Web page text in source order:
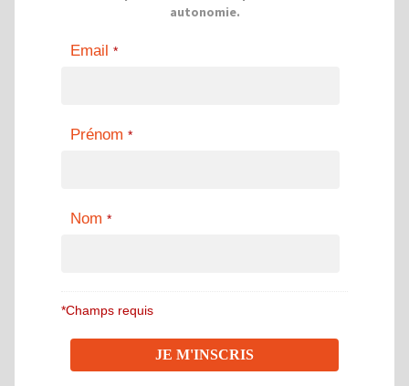
autonomie.
Email *
Prénom *
Nom *
*Champs requis